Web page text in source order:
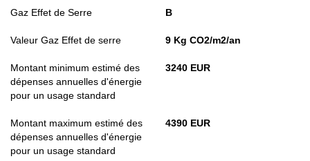
Gaz Effet de Serre B
Valeur Gaz Effet de serre 9 Kg CO2/m2/an
Montant minimum estimé des
dépenses annuelles d'énergie
pour un usage standard
3240 EUR
Montant maximum estimé des
dépenses annuelles d'énergie
pour un usage standard
4390 EUR